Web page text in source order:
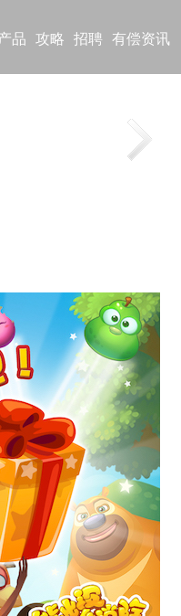
产品 攻略 招聘 有偿资讯
乐游戏
3